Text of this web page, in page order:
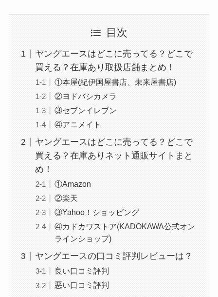
未来のレモンサワーはどこに売ってる？販売店は
コンビニやスーパー！
背脂はどこに売ってる？業務スーパーやイオンで
目次
ヤングエースはどこに売ってる？どこで
買える？在庫あり取扱店舗まとめ！
①本屋(紀伊国屋書店、未来屋書店)
②ヨドバシカメラ
③セブンイレブン
④アニメイト
ヤングエースはどこに売ってる？どこで
買える？在庫ありネット通販サイトまと
め！
①Amazon
②楽天
③Yahoo！ショッピング
④カドカワストア(KADOKAWA公式オン
ラインショップ)
ヤングエースの口コミ評判レビューは？
良い口コミ評判
悪い口コミ評判